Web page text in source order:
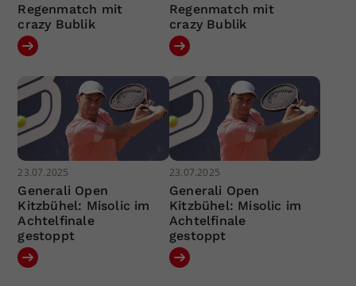
Regenmatch mit
crazy Bublik
Regenmatch mit
crazy Bublik
23.07.2025
Generali Open
Kitzbühel: Misolic im
Achtelfinale
gestoppt
23.07.2025
Generali Open
Kitzbühel: Misolic im
Achtelfinale
gestoppt